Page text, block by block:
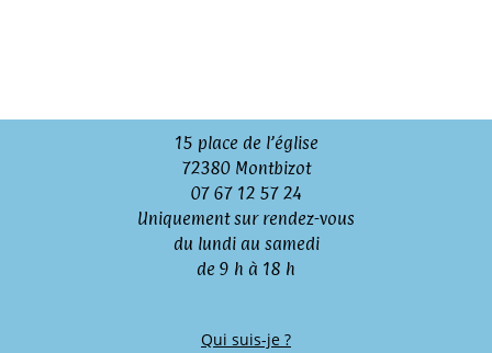
15 place de l’église
72380 Montbizot
07 67 12 57 24
Uniquement sur rendez-vous
du lundi au samedi
de 9 h à 18 h
Qui suis-je ?